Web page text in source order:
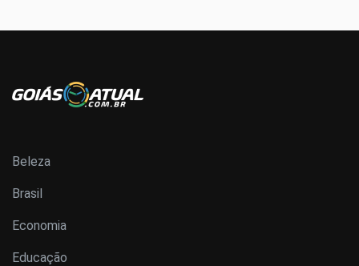
Beleza
Brasil
Economia
Educação